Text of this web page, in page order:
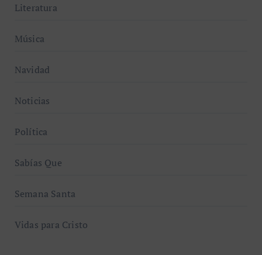
Literatura
Música
Navidad
Noticias
Política
Sabías Que
Semana Santa
Vidas para Cristo